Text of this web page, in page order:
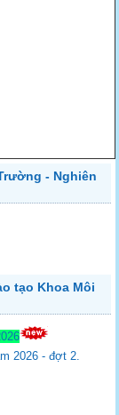
- Nghiên
tạo Khoa Môi
2026 - đợt 2.